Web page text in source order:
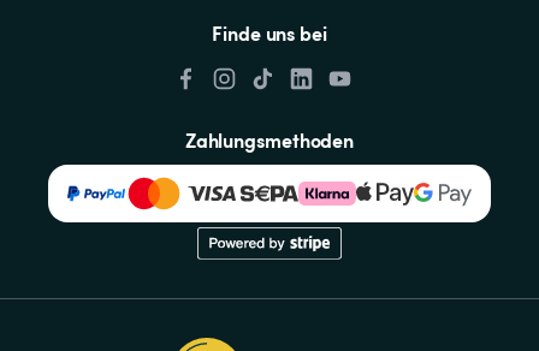
Finde uns bei
Zahlungsmethoden